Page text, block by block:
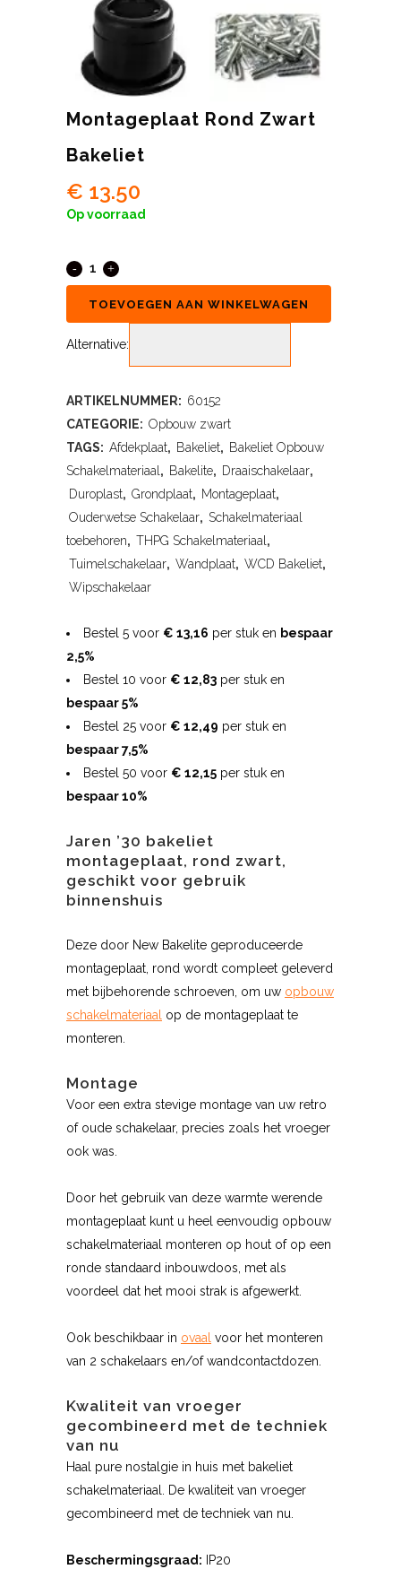
Montageplaat Rond Zwart
Bakeliet
€ 13.50
Op voorraad
TOEVOEGEN AAN WINKELWAGEN
Alternative:
ARTIKELNUMMER: 60152
CATEGORIE: Opbouw zwart
TAGS: Afdekplaat, Bakeliet, Bakeliet Opbouw
Schakelmateriaal, Bakelite, Draaischakelaar,
Duroplast, Grondplaat, Montageplaat,
Ouderwetse Schakelaar, Schakelmateriaal
toebehoren, THPG Schakelmateriaal,
Tuimelschakelaar, Wandplaat, WCD Bakeliet,
Wipschakelaar
Bestel 5 voor € 13,16 per stuk en bespaar
2,5%
Bestel 10 voor € 12,83 per stuk en
bespaar 5%
Bestel 25 voor € 12,49 per stuk en
bespaar 7,5%
Bestel 50 voor € 12,15 per stuk en
bespaar 10%
Jaren ’30 bakeliet
montageplaat, rond zwart,
geschikt voor gebruik
binnenshuis
Deze door New Bakelite geproduceerde
montageplaat, rond wordt compleet geleverd
met bijbehorende schroeven, om uw opbouw
schakelmateriaal op de montageplaat te
monteren.
Montage
Voor een extra stevige montage van uw retro
of oude schakelaar, precies zoals het vroeger
ook was.
Door het gebruik van deze warmte werende
montageplaat kunt u heel eenvoudig opbouw
schakelmateriaal monteren op hout of op een
ronde standaard inbouwdoos, met als
voordeel dat het mooi strak is afgewerkt.
Ook beschikbaar in ovaal voor het monteren
van 2 schakelaars en/of wandcontactdozen.
Kwaliteit van vroeger
gecombineerd met de techniek
van nu
Haal pure nostalgie in huis met bakeliet
schakelmateriaal. De kwaliteit van vroeger
gecombineerd met de techniek van nu.
Beschermingsgraad: IP20